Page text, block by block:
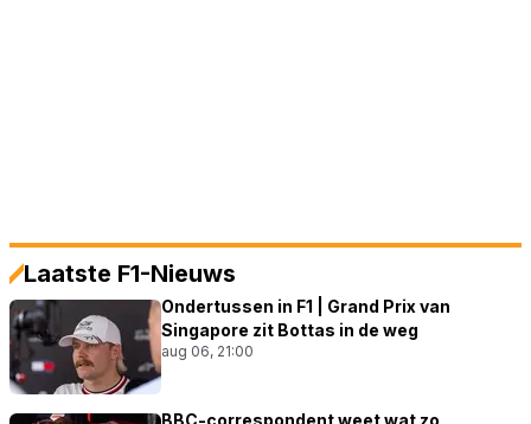
Laatste F1-Nieuws
Ondertussen in F1 | Grand Prix van
Singapore zit Bottas in de weg
aug 06, 21:00
BBC-correspondent weet wat zo